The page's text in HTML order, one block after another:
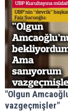
"Olgun
vazgeçmişler"